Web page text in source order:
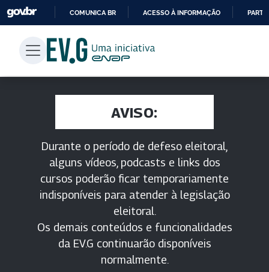
PARA
CONTEÚDO
COMUNICA BR ACESSO À INFORMAÇÃO
AVISO:
Durante o período de defeso eleitoral,
alguns vídeos, podcasts e links dos
cursos poderão ficar temporariamente
indisponíveis para atender à legislação
eleitoral.
Os demais conteúdos e funcionalidades
da EV.G continuarão disponíveis
normalmente.